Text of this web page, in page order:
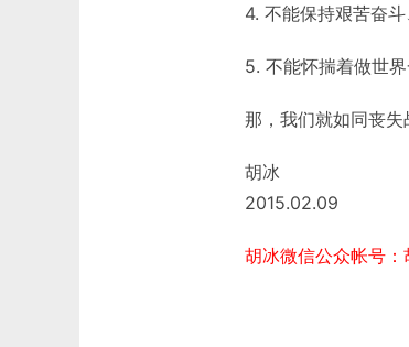
4. 不能保持艰苦奋
5. 不能怀揣着做世界
那，我们就如同丧失
胡冰
2015.02.09
胡冰微信公众帐号：